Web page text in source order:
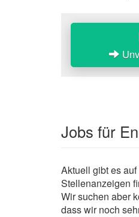
Jobs für
Aktuell gibt es
Stellenanzeigen
Wir suchen aber
dass wir noch